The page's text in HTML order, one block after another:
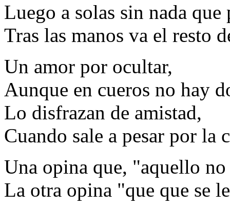
Luego a solas sin nada que
Tras las manos va el resto
Un amor por ocultar,
Aunque en cueros no hay
Lo disfrazan de amistad,
Cuando sale a pesar por la
Una opina que, "aquello
La otra opina "que que se